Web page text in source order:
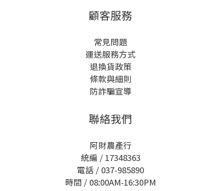
顧客服務
常見問題
運送服務方式
退換貨政策
條款與細則
防詐騙宣導
聯絡我們
阿財農產行
統編 / 17348363
電話 / 037-985890
時間 / 08:00AM-16:30PM